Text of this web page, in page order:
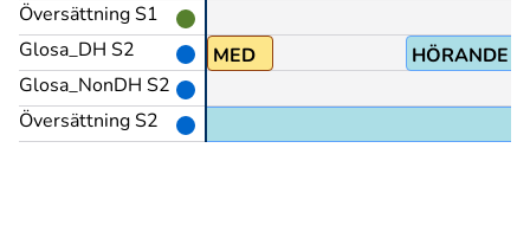
Översättning S1
Glosa_DH S2
Glosa_NonDH S2
Översättning S2
IHOP MED HÖRANDE